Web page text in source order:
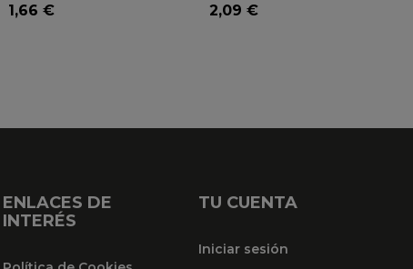
1,66 €
2,09 €
ENLACES DE
INTERÉS
TU CUENTA
Iniciar sesión